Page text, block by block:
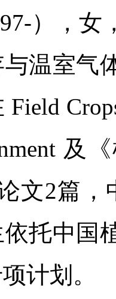
），女
温室气
及
文2篇
托中国
计划。